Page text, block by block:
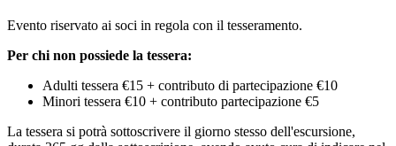
Evento riservato ai soci in regola con il tesseramento.
Per chi non possiede la tessera:
Adulti tessera €15 + contributo di partecipazione €10
Minori tessera €10 + contributo partecipazione €5
La tessera si potrà sottoscrivere il giorno stesso dell'escursione,